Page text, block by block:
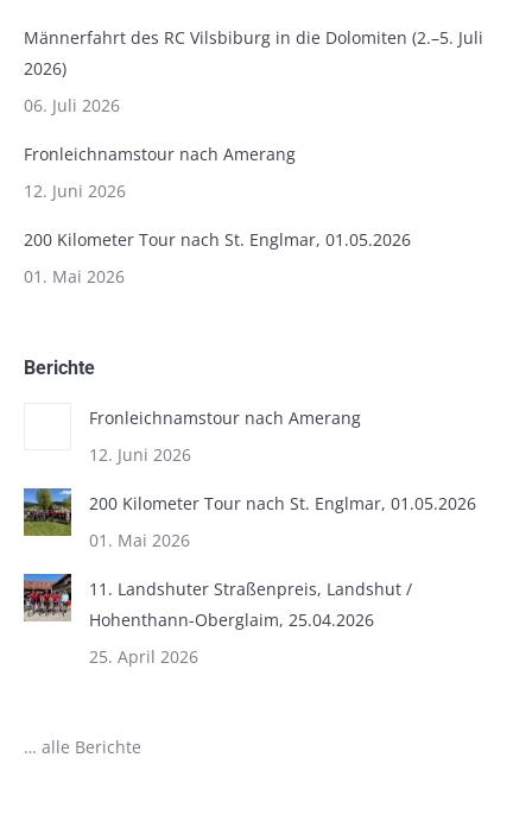
Männerfahrt des RC Vilsbiburg in die Dolomiten (2.–5. Juli
2026)
06. Juli 2026
Fronleichnamstour nach Amerang
12. Juni 2026
200 Kilometer Tour nach St. Englmar, 01.05.2026
01. Mai 2026
Berichte
Fronleichnamstour nach Amerang
12. Juni 2026
200 Kilometer Tour nach St. Englmar, 01.05.2026
01. Mai 2026
11. Landshuter Straßenpreis, Landshut /
Hohenthann-Oberglaim, 25.04.2026
25. April 2026
… alle Berichte